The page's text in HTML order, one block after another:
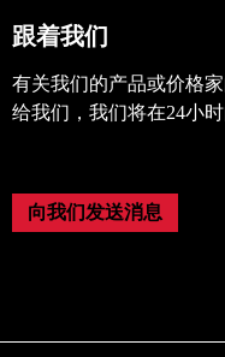
跟着我们
有关我们的产品或价格
给我们，我们将在24小时
向我们发送消息